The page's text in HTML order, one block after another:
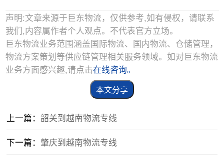
声明:文章来源于巨东物流，仅供参考,如有侵权，请联系
我们,内容属作者个人观点。不代表官方立场。
巨东物流业务范围涵盖国际物流、国内物流、仓储管理，
物流方案策划等供应链管理相关服务领域。如对巨东物流
业务方面感兴趣,请点击在线咨询。
本文分享
上一篇：韶关到越南物流专线
下一篇： 肇庆到越南物流专线